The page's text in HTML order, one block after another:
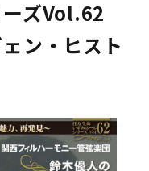
ズVol.62
ン・ヒスト